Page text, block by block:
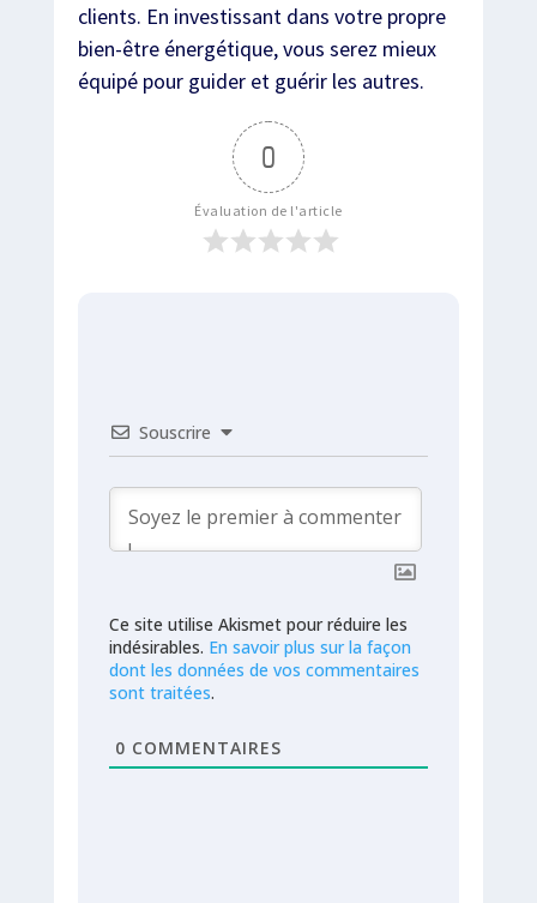
clients. En investissant dans votre propre
bien-être énergétique, vous serez mieux
équipé pour guider et guérir les autres.
0
Évaluation de l'article
Souscrire
Ce site utilise Akismet pour réduire les
indésirables. En savoir plus sur la façon
dont les données de vos commentaires
sont traitées.
0 COMMENTAIRES